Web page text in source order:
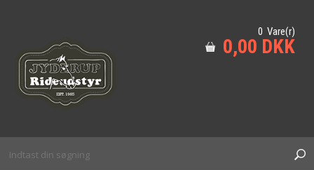
0 Vare(r)
0,00 DKK